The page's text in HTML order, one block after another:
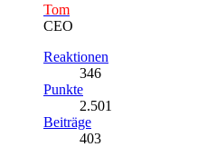
Tom
CEO
Reaktionen
346
Punkte
2.501
Beiträge
403